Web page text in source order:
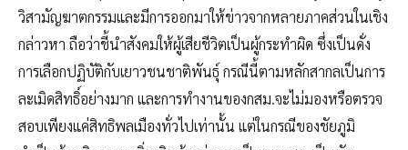
วิสามัญฆาตกรรมและมีการออกมาให้ข่าวจากหลายภาคส่วนในเชิง
กล่าวหา ถือว่าชี้นำสังคมให้ผู้เสียชีวิตเป็นผู้กระทำผิด ซึ่งเป็นดั่ง
การเลือกปฏิบัติกับเยาวชนชาติพันธุ์ กรณีนี้ตามหลักสากลเป็นการ
ละเมิดสิทธิ์อย่างมาก และการทำงานของกสม.จะไม่มองหรือตรวจ
สอบเพียงแค่สิทธิพลเมืองทั่วไปเท่านั้น แต่ในกรณีของชัยภูมิ